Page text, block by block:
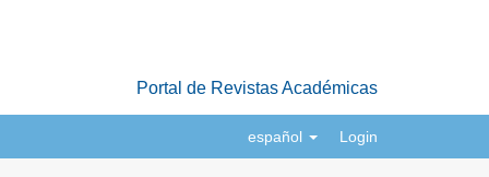
Portal de Revistas Académicas
español Login